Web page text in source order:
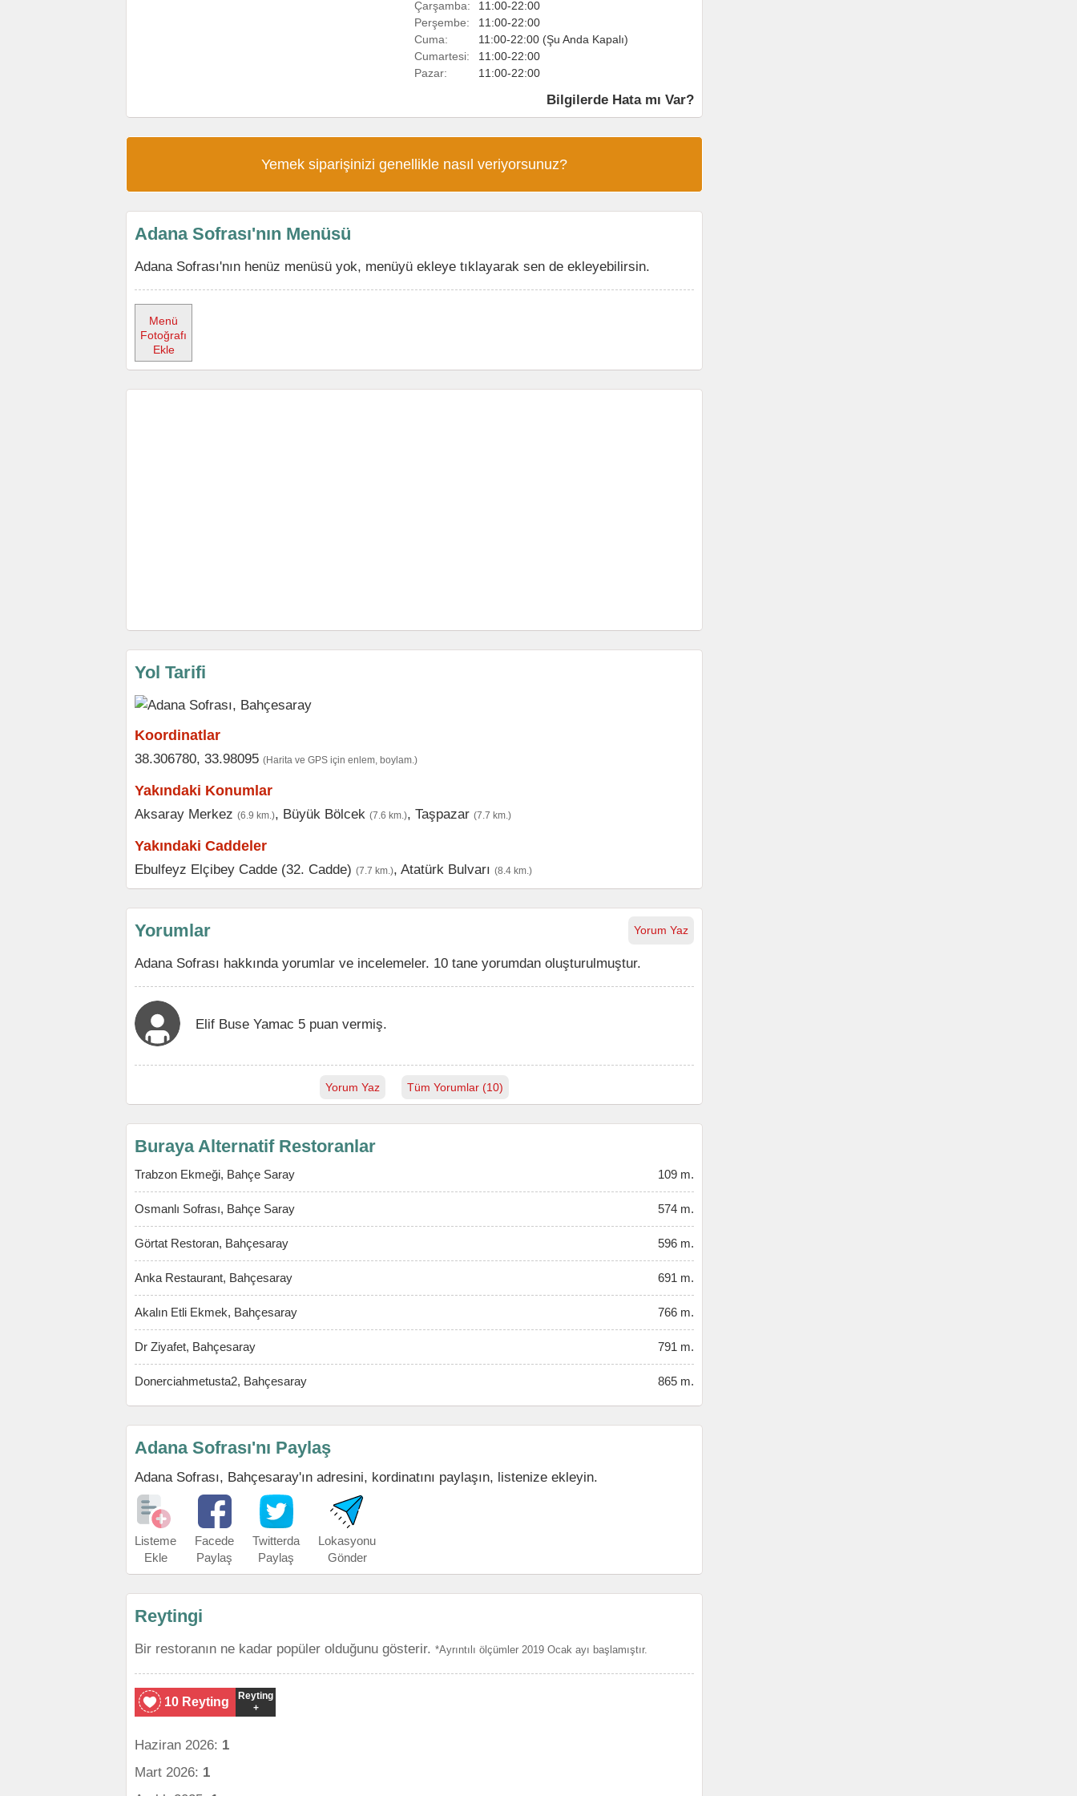
Çarşamba:
11:00-22:00
Perşembe:
11:00-22:00
Cuma:
11:00-22:00 (Şu Anda Kapalı)
Cumartesi:
11:00-22:00
Pazar:
11:00-22:00
Bilgilerde Hata mı Var?
Yemek siparişinizi genellikle nasıl veriyorsunuz?
Adana Sofrası'nın Menüsü
Adana Sofrası'nın henüz menüsü yok, menüyü ekleye tıklayarak sen de ekleyebilirsin.
Menü
Fotoğrafı
Ekle
Yol Tarifi
Koordinatlar
38.306780, 33.98095 (Harita ve GPS için enlem, boylam.)
Yakındaki Konumlar
Aksaray Merkez (6.9 km.), Büyük Bölcek (7.6 km.), Taşpazar (7.7 km.)
Yakındaki Caddeler
Ebulfeyz Elçibey Cadde (32. Cadde) (7.7 km.), Atatürk Bulvarı (8.4 km.)
Yorum Yaz
Yorumlar
Adana Sofrası hakkında yorumlar ve incelemeler. 10 tane yorumdan oluşturulmuştur.
Elif Buse Yamac 5 puan vermiş.
Yorum Yaz Tüm Yorumlar (10)
Buraya Alternatif Restoranlar
Trabzon Ekmeği, Bahçe Saray 109 m.
Osmanlı Sofrası, Bahçe Saray 574 m.
Görtat Restoran, Bahçesaray 596 m.
Anka Restaurant, Bahçesaray 691 m.
Akalın Etli Ekmek, Bahçesaray 766 m.
Dr Ziyafet, Bahçesaray 791 m.
Donerciahmetusta2, Bahçesaray 865 m.
Adana Sofrası'nı Paylaş
Adana Sofrası, Bahçesaray'ın adresini, kordinatını paylaşın, listenize ekleyin.
Listeme
Ekle
Facede
Paylaş
Twitterda
Paylaş
Lokasyonu
Gönder
Reytingi
Bir restoranın ne kadar popüler olduğunu gösterir. *Ayrıntılı ölçümler 2019 Ocak ayı başlamıştır.
10 Reyting
Reyting
+
Haziran 2026: 1
Mart 2026: 1